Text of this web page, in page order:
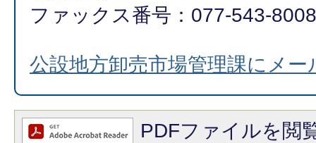
ファックス番号：077-543-8008
公設地方卸売市場管理課にメー
PDFファイルを閲